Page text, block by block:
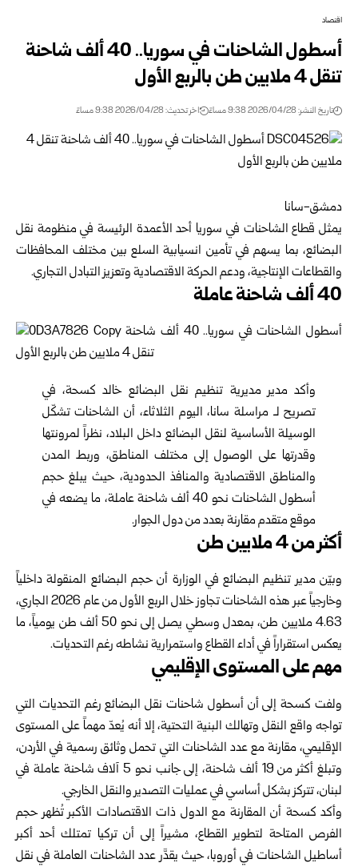
اقتصاد
أسطول الشاحنات في سوريا.. 40 ألف شاحنة
تنقل 4 ملايين طن بالربع الأول
تاريخ النشر: 2026/04/28 9:38 مساءً اخر تحديث: 2026/04/28 9:38 مساءً
دمشق-سانا
يمثل قطاع الشاحنات في سوريا أحد الأعمدة الرئيسة في منظومة نقل
البضائع، بما يسهم في تأمين انسيابية السلع بين مختلف المحافظات
والقطاعات الإنتاجية، ودعم الحركة الاقتصادية وتعزيز التبادل التجاري.
40 ألف شاحنة عاملة
وأكد مدير مديرية تنظيم نقل البضائع خالد كسحة، في
تصريح لـ مراسلة سانا، اليوم الثلاثاء، أن الشاحنات تشكّل
الوسيلة الأساسية لنقل البضائع داخل البلاد، نظراً لمرونتها
وقدرتها على الوصول إلى مختلف المناطق، وربط المدن
والمناطق الاقتصادية والمنافذ الحدودية، حيث يبلغ حجم
أسطول الشاحنات نحو 40 ألف شاحنة عاملة، ما يضعه في
موقع متقدم مقارنة بعدد من دول الجوار.
أكثر من 4 ملايين طن
وبيّن مدير تنظيم البضائع في الوزارة أن حجم البضائع المنقولة داخلياً
وخارجياً عبر هذه الشاحنات تجاوز خلال الربع الأول من عام 2026 الجاري،
4.63 ملايين طن، بمعدل وسطي يصل إلى نحو 50 ألف طن يومياً، ما
يعكس استقراراً في أداء القطاع واستمرارية نشاطه رغم التحديات.
مهم على المستوى الإقليمي
ولفت كسحة إلى أن أسطول شاحنات نقل البضائع رغم التحديات التي
تواجه واقع النقل وتهالك البنية التحتية، إلا أنه يُعدّ مهماً على المستوى
الإقليمي، مقارنة مع عدد الشاحنات التي تحمل وثائق رسمية في الأردن،
وتبلغ أكثر من 19 ألف شاحنة، إلى جانب نحو 5 آلاف شاحنة عاملة في
لبنان، تتركز بشكل أساسي في عمليات التصدير والنقل الخارجي.
وأكد كسحة أن المقارنة مع الدول ذات الاقتصادات الأكبر تُظهر حجم
الفرص المتاحة لتطوير القطاع، مشيراً إلى أن تركيا تمتلك أحد أكبر
أساطيل الشاحنات في أوروبا، حيث يقدَّر عدد الشاحنات العاملة في نقل